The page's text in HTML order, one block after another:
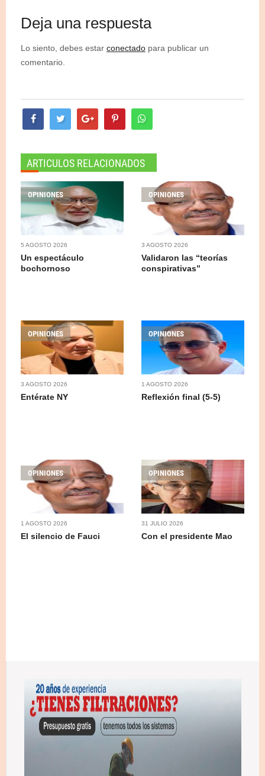
Deja una respuesta
Lo siento, debes estar conectado para publicar un
comentario.
ARTICULOS RELACIONADOS
OPINIONES
5 AGOSTO 2026
Un espectáculo
bochornoso
OPINIONES
3 AGOSTO 2026
Validaron las “teorías
conspirativas”
OPINIONES
3 AGOSTO 2026
Entérate NY
OPINIONES
1 AGOSTO 2026
Reflexión final (5-5)
OPINIONES
1 AGOSTO 2026
El silencio de Fauci
OPINIONES
31 JULIO 2026
Con el presidente Mao